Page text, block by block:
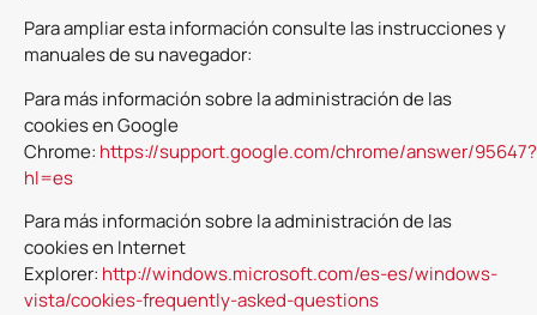
Para ampliar esta información consulte las instrucciones y
manuales de su navegador:
Para más información sobre la administración de las
cookies en Google
Chrome: https://support.google.com/chrome/answer/95647?
hl=es
Para más información sobre la administración de las
cookies en Internet
Explorer: http://windows.microsoft.com/es-es/windows-
vista/cookies-frequently-asked-questions